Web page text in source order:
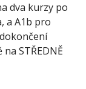
dva kurzy po
a A1b pro
STŘEDNĚ